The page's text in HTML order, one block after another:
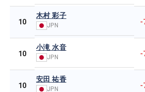
10
木村 彩子
JPN -
10
小滝 水音
JPN -
10
安田 祐香
JPN -